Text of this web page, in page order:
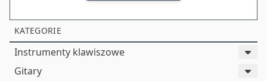
KATEGORIE
Instrumenty klawiszowe
Gitary